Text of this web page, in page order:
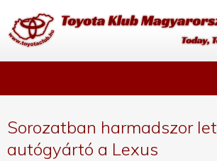
Sorozatban harmadszor
autógyártó a Lexus